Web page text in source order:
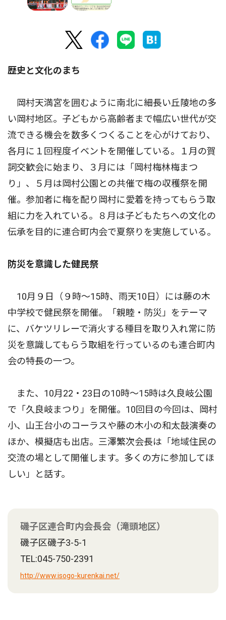
歴史と文化のまち
岡村天満宮を囲むように南北に細長い丘陵地の多
い岡村地区。子どもから高齢者まで幅広い世代が交
流できる機会を数多くつくることを心がけており、
各月に１回程度イベントを開催している。１月の賀
詞交歓会に始まり、３月には「岡村梅林梅まつ
り」、５月は岡村公園との共催で梅の収穫祭を開
催。参加者に梅を配り岡村に愛着を持ってもらう取
組に力を入れている。８月は子どもたちへの文化の
伝承を目的に連合町内会で夏祭りを実施している。
防災を意識した健民祭
10月９日（９時〜15時、雨天10日）には藤の木
中学校で健民祭を開催。「親睦・防災」をテーマ
に、バケツリレーで消火する種目を取り入れ常に防
災を意識してもらう取組を行っているのも連合町内
会の特長の一つ。
また、10月22・23日の10時〜15時は久良岐公園
で「久良岐まつり」を開催。10回目の今回は、岡村
小、山王台小のコーラスや藤の木小の和太鼓演奏の
ほか、模擬店も出店。三澤繁次会長は「地域住民の
交流の場として開催します。多くの方に参加してほ
しい」と話す。
磯子区連合町内会長会（滝頭地区）
磯子区磯子3-5-1
TEL:045-750-2391
http://www.isogo-kurenkai.net/